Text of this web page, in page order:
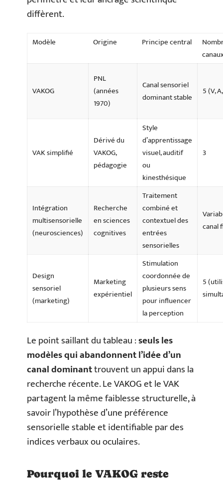
diffèrent.
Modèle Origine Principe central
VAKOG
PNL
(années
1970)
Canal sensoriel
dominant stable
5 (V,
VAK simplifié
Dérivé du
VAKOG,
pédagogie
Style
d’apprentissage
visuel, auditif
ou
kinesthésique
3
Intégration
multisensorielle
(neurosciences)
Recherche
en sciences
cognitives
Traitement
combiné et
contextuel des
entrées
sensorielles
canal
Design
sensoriel
(marketing)
Marketing
expérientiel
Stimulation
coordonnée de
plusieurs sens
pour influencer
la perception
5
Le point saillant du tableau :seuls les
modèles qui abandonnent l’idée d’un
canal dominanttrouvent un appui dans la
recherche récente. Le VAKOG et le VAK
partagent la même faiblesse structurelle, à
savoir l’hypothèse d’une préférence
sensorielle stable et identifiable par des
indices verbaux ou oculaires.
Pourquoi le VAKOG reste